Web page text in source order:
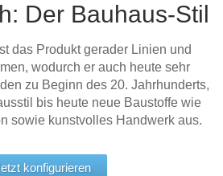
Der Bauhaus-Stil
das Produkt gerader Linien und
wodurch er auch heute sehr
zu Beginn des 20. Jahrhunderts,
bis heute neue Baustoffe wie
sowie kunstvolles Handwerk aus.
konfigurieren